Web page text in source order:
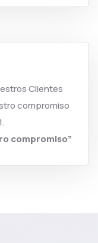
Clientes
compromiso
compromiso”